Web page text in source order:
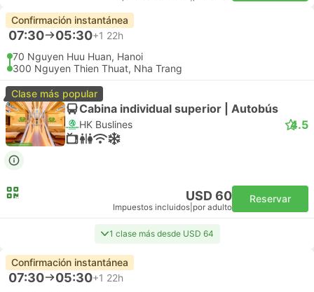
Confirmación instantánea
07:30 05:30+1 22h
70 Nguyen Huu Huan, Hanoi
300 Nguyen Thien Thuat, Nha Trang
Clase más popular
Cabina individual superior | Autobús
HK Buslines 4.5
USD 60
Impuestos incluidos por adulto
Reservar
1 clase más desde USD 64
Confirmación instantánea
07:30 05:30+1 22h